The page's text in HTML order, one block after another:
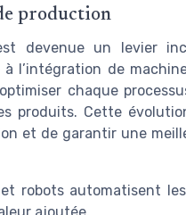
production
devenue un levier
l’intégration de
chaque
produits. Cette
et de garantir une
robots automatisent